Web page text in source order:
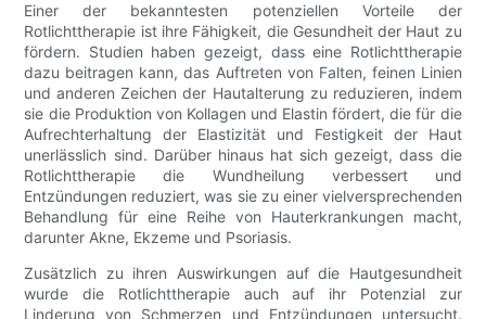
Einer der bekanntesten potenziellen Vorteile der
Rotlichttherapie ist ihre Fähigkeit, die Gesundheit der Haut zu
fördern. Studien haben gezeigt, dass eine Rotlichttherapie
dazu beitragen kann, das Auftreten von Falten, feinen Linien
und anderen Zeichen der Hautalterung zu reduzieren, indem
sie die Produktion von Kollagen und Elastin fördert, die für die
Aufrechterhaltung der Elastizität und Festigkeit der Haut
unerlässlich sind. Darüber hinaus hat sich gezeigt, dass die
Rotlichttherapie die Wundheilung verbessert und
Entzündungen reduziert, was sie zu einer vielversprechenden
Behandlung für eine Reihe von Hauterkrankungen macht,
darunter Akne, Ekzeme und Psoriasis.
Zusätzlich zu ihren Auswirkungen auf die Hautgesundheit
wurde die Rotlichttherapie auch auf ihr Potenzial zur
Linderung von Schmerzen und Entzündungen untersucht.